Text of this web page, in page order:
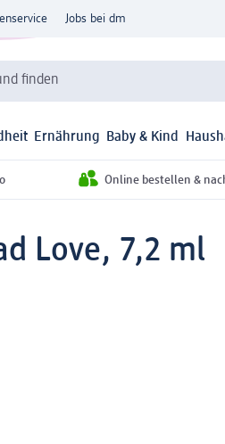
Jobs bei dm
finden
Ernährung Baby & Kind
Online bestellen &
Love, 7,2 ml